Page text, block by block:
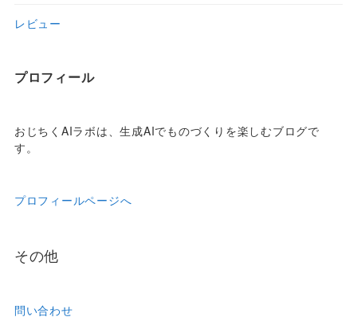
レビュー
プロフィール
おじちくAIラボは、生成AIでものづくりを楽しむブログで
す。
プロフィールページへ
その他
問い合わせ